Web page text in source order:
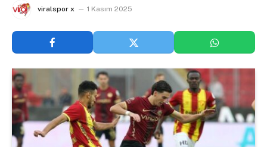
viralspor x 1 Kasım 2025